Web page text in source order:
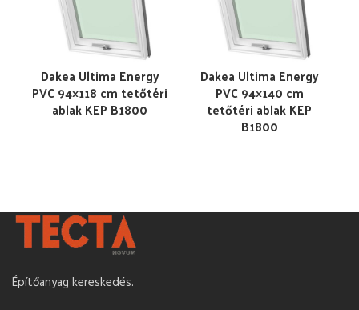
Dakea Ultima Energy
PVC 94×118 cm tetőtéri
ablak KEP B1800
Dakea Ultima Energy
PVC 94×140 cm
tetőtéri ablak KEP
B1800
Építőanyag kereskedés.